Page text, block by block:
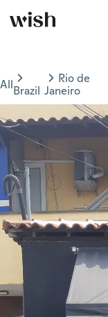
AllBrazil
Rio de
Janeiro